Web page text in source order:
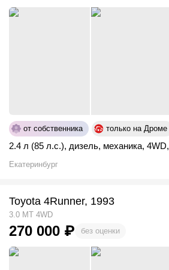
от собственника только на Дроме
2.4 л (85 л.с.), дизель, механика, 4WD,
Екатеринбург
Toyota 4Runner, 1993
3.0 MT 4WD
270 000 ₽ без оценки